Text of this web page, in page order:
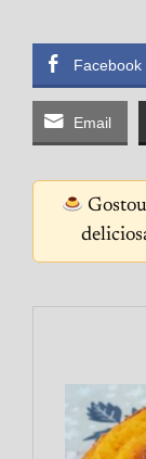
Facebook
Email